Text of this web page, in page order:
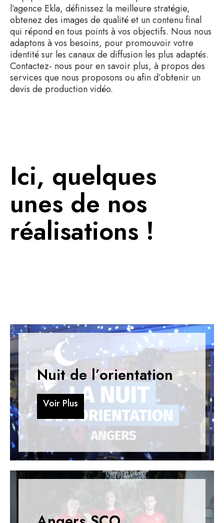
l’agence Ekla, définissez la meilleure stratégie,
obtenez des images de qualité et un contenu final
qui répond en tous points à vos objectifs. Nous nous
adaptons à vos besoins, pour promouvoir votre
identité sur les canaux de diffusion les plus adaptés.
Contactez- nous pour en savoir plus, à propos des
services que nous proposons ou afin d’obtenir un
devis de production vidéo.
Ici, quelques
unes de nos
réalisations !
Nuit de l’orientation
Voir Plus
Voir Plus